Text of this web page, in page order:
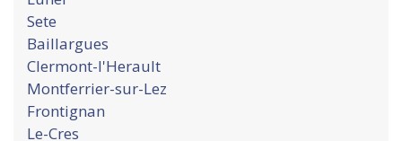
Sete
Baillargues
Clermont-l'Herault
Montferrier-sur-Lez
Frontignan
Le-Cres